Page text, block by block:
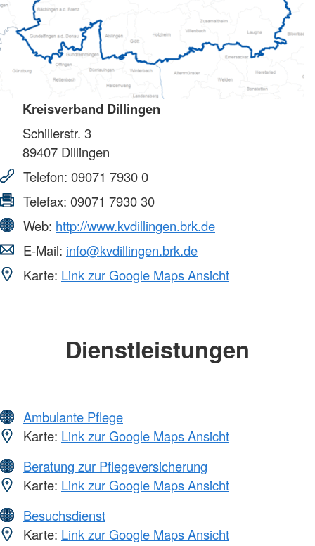
Kreisverband Dillingen
Schillerstr. 3
89407 Dillingen
Telefon: 09071 7930 0
Telefax: 09071 7930 30
Web: http://www.kvdillingen.brk.de
E-Mail: info@kvdillingen.brk.de
Karte: Link zur Google Maps Ansicht
Dienstleistungen
Ambulante Pflege
Karte: Link zur Google Maps Ansicht
Beratung zur Pflegeversicherung
Karte: Link zur Google Maps Ansicht
Besuchsdienst
Karte: Link zur Google Maps Ansicht